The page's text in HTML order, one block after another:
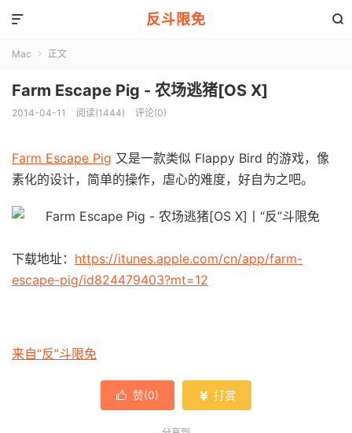
反斗限免 

Mac  正文
Farm Escape Pig - 农场逃猪[OS X]
2014-04-11 阅读(1444) 评论(0)
Farm Escape Pig 又是一款类似 Flappy Bird 的游戏，像
素化的设计，简单的操作，虐心的难度，好自为之吧。
下载地址： https://itunes.apple.com/cn/app/farm-
escape-pig/id824479403?mt=12
来自“反”斗限免
 赞(0)  打赏